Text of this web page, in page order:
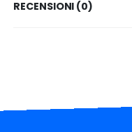
RECENSIONI (0)